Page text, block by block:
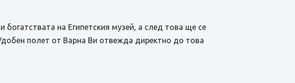
на Египетския музей, а след това ще се
полет от Варна Ви отвежда директно до това